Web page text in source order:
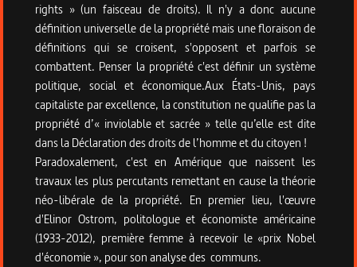
rights » (un faisceau de droits). Il n'y a donc aucune
définition universelle de la propriété mais une floraison de
définitions qui se croisent, s'opposent et parfois se
combattent. Penser la propriété c'est définir un système
politique, social et économique.Aux États-Unis, pays
capitaliste par excellence, la constitution ne qualifie pas la
propriété d’« inviolable et sacrée » telle qu’elle est dite
dans la Déclaration des droits de l’homme et du citoyen !
Paradoxalement, c'est en Amérique que naissent les
travaux les plus percutants remettant en cause la théorie
néo-libérale de la propriété. En premier lieu, l'œuvre
d'Elinor Ostrom, politologue et économiste américaine
(1933-2012), première femme à recevoir le «prix Nobel
d'économie », pour son analyse des communs.